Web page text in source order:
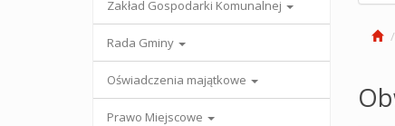
Zakład Gospodarki Komunalnej
Rada Gminy
Oświadczenia majątkowe
Prawo Miejscowe